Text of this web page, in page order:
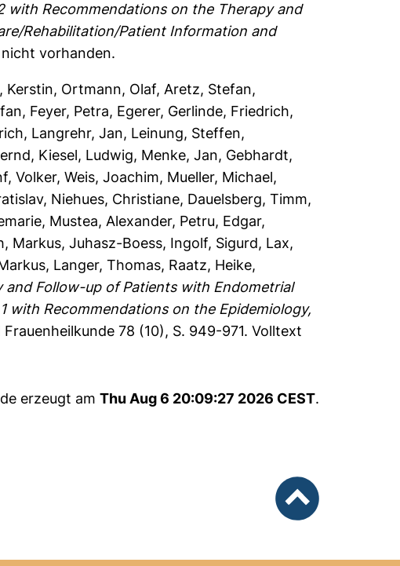
with Recommendations on the Therapy and
Rehabilitation/Patient Information and
vorhanden.
Kerstin, Ortmann, Olaf, Aretz, Stefan,
, Feyer, Petra, Egerer, Gerlinde, Friedrich,
, Langrehr, Jan, Leinung, Steffen,
, Kiesel, Ludwig, Menke, Jan, Gebhardt,
Volker,Weis, Joachim, Mueller, Michael,
, Niehues, Christiane, Dauelsberg, Timm,
, Mustea, Alexander, Petru, Edgar,
Markus,Juhasz-Boess, Ingolf, Sigurd, Lax,
, Langer, Thomas, Raatz, Heike,
Follow-up of Patients with Endometrial
with Recommendations on the Epidemiology,
78 (10), S. 949-971.Volltext
erzeugt am Thu Aug 6 20:09:27 2026 CEST.